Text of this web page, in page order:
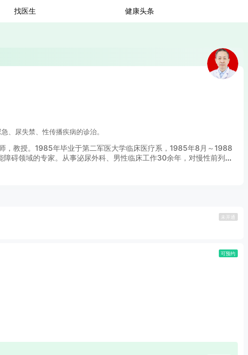
找医生 健康头条
、尿失禁、性传播疾病的诊治。
，教授。1985年毕业于第二军医大学临床医疗系，1985年8月～1988
碍领域的专家。从事泌尿外科、男性临床工作30余年，对慢性前列腺
男性疾病的临床诊治，如：阳痿早泄、男性性功能障碍、慢性前列腺
未开通
可预约